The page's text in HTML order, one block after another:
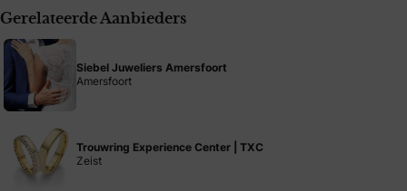
Gerelateerde Aanbieders
Siebel Juweliers Amersfoort
Amersfoort
Trouwring Experience Center | TXC
Zeist